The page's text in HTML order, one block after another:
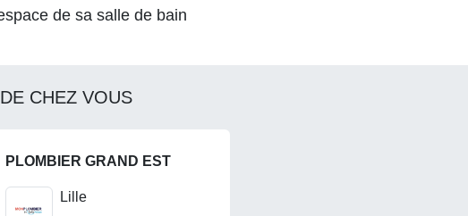
de sa salle de bain
CHEZ VOUS
PLOMBIER GRAND EST
Lille